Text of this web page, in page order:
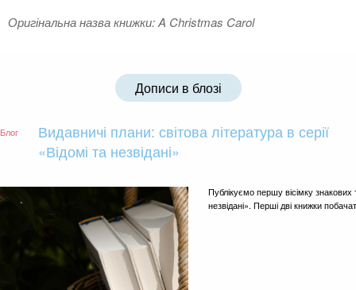
Оригінальна назва книжки: A Christmas Carol
Дописи в блозі
Блог
Видавничі плани: світова література в серії
«Відомі та незвідані»
Публікуємо першу вісімку знакових
незвідані». Перші дві книжки